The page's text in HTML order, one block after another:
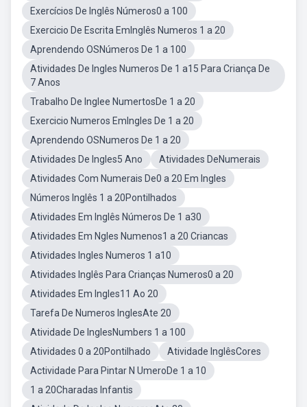
Exercícios De Inglês Números0 a 100
Exercicio De Escrita EmInglês Numeros 1 a 20
Aprendendo OSNúmeros De 1 a 100
Atividades De Ingles Numeros De 1 a15 Para Criança De
7 Anos
Trabalho De Inglee NumertosDe 1 a 20
Exercicio Numeros EmIngles De 1 a 20
Aprendendo OSNumeros De 1 a 20
Atividades De Ingles5 Ano
Atividades DeNumerais
Atividades Com Numerais De0 a 20 Em Ingles
Números Inglês 1 a 20Pontilhados
Atividades Em Inglês Números De 1 a30
Atividades Em Ngles Numenos1 a 20 Criancas
Atividades Ingles Numeros 1 a10
Atividades Inglês Para Crianças Numeros0 a 20
Atividades Em Ingles11 Ao 20
Tarefa De Numeros InglesAte 20
Atividade De InglesNumbers 1 a 100
Atividades 0 a 20Pontilhado
Atividade InglêsCores
Actividade Para Pintar N UmeroDe 1 a 10
1 a 20Charadas Infantis